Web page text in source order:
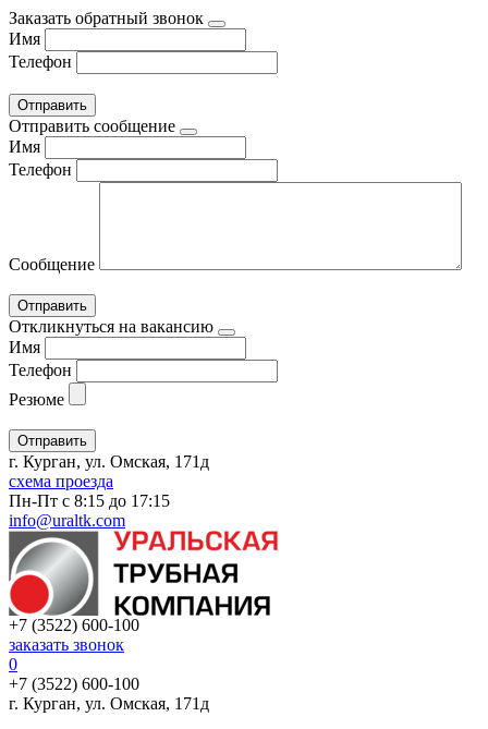
Заказать обратный звонок
Имя
Телефон
Отправить сообщение
Имя
Телефон
Сообщение
Откликнуться на вакансию
Имя
Телефон
Резюме
г. Курган, ул. Омская, 171д
схема проезда
Пн-Пт с 8:15 до 17:15
info@uraltk.com
+7 (3522) 600-100
заказать звонок
0
+7 (3522) 600-100
г. Курган, ул. Омская, 171д